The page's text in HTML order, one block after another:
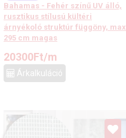
Bahamas - Fehér színű UV álló,
rusztikus stílusú kültéri
árnyékoló struktúr függöny, max.
295 cm magas
20300Ft/m
Árkalkuláció